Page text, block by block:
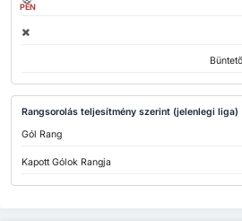
PEN
Rangsorolás teljesítmény szerint (jelenlegi liga)
Gól Rang
Kapott Gólok Rangja